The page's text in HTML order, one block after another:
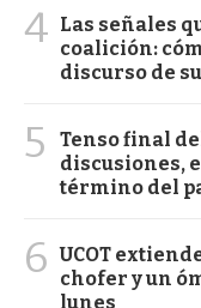
4 Las señales
coalición:
discurso de
5
Tenso final
discusiones,
término del
6 UCOT
chofer y un
lunes